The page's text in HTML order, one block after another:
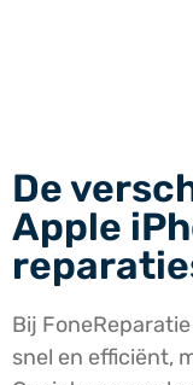
De
Apple
Bij
snel en efficiënt,